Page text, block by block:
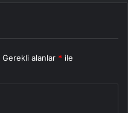
Gerekli alanlar * ile